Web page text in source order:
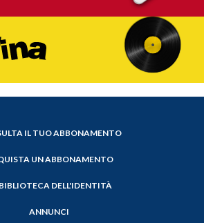
IL TUO ABBONAMENTO
UN ABBONAMENTO
DELL'IDENTITÀ
ANNUNCI